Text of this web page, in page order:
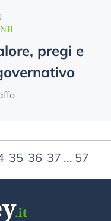
pregi e
35 36 37 ... 57